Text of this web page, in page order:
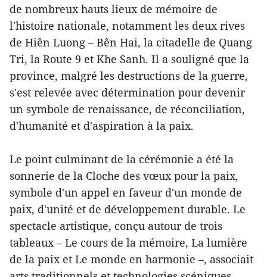
de nombreux hauts lieux de mémoire de
l'histoire nationale, notamment les deux rives
de Hiên Luong – Bên Hai, la citadelle de Quang
Tri, la Route 9 et Khe Sanh. Il a souligné que la
province, malgré les destructions de la guerre,
s'est relevée avec détermination pour devenir
un symbole de renaissance, de réconciliation,
d'humanité et d'aspiration à la paix.
Le point culminant de la cérémonie a été la
sonnerie de la Cloche des vœux pour la paix,
symbole d'un appel en faveur d'un monde de
paix, d'unité et de développement durable. Le
spectacle artistique, conçu autour de trois
tableaux – Le cours de la mémoire, La lumière
de la paix et Le monde en harmonie –, associait